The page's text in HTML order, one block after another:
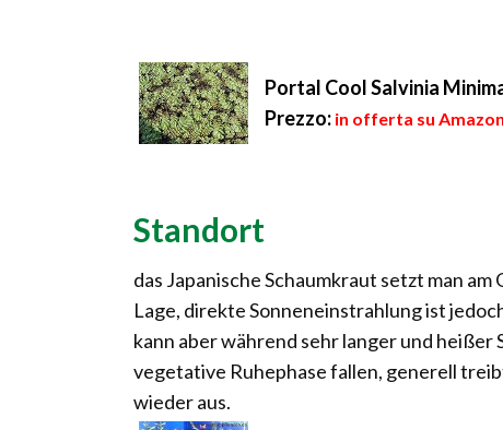
Portal Cool Salvinia
Prezzo: in offerta su
Standort
das Japanische Schaumkraut setzt man
Lage, direkte Sonneneinstrahlung ist
kann aber während sehr langer und heißer
vegetative Ruhephase fallen, generell
wieder aus.